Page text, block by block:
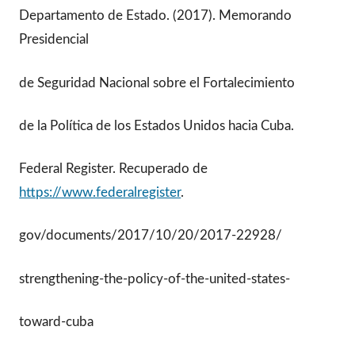
Departamento de Estado. (2017). Memorando
Presidencial
de Seguridad Nacional sobre el Fortalecimiento
de la Política de los Estados Unidos hacia Cuba.
Federal Register. Recuperado de
https://www.federalregister.
gov/documents/2017/10/20/2017-22928/
strengthening-the-policy-of-the-united-states-
toward-cuba